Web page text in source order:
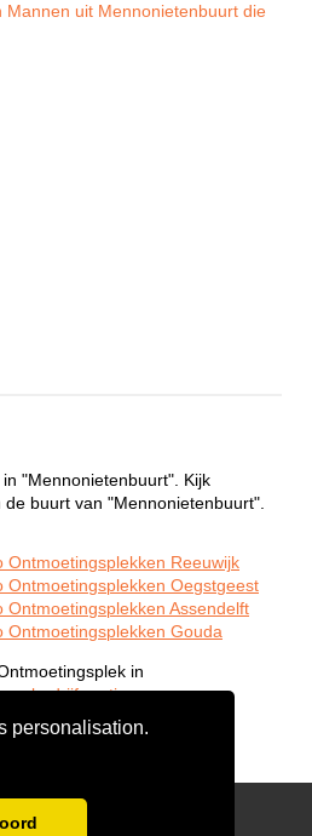
personalisation.
Mannen uit Mennonietenbuurt die
"Mennonietenbuurt". Kijk
buurt van "Mennonietenbuurt".
Ontmoetingsplekken Reeuwijk
Ontmoetingsplekken Oegstgeest
Ontmoetingsplekken Assendelft
Ontmoetingsplekken Gouda
in
bedrijf gratis aan